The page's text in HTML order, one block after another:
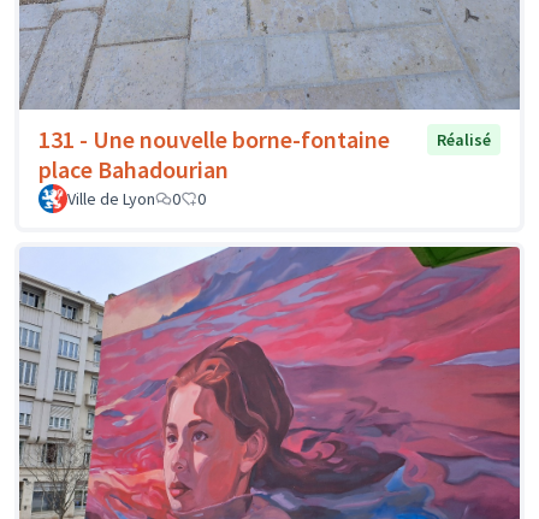
131 - Une nouvelle borne-fontaine
place Bahadourian
Réalisé
Ville de Lyon 0 0